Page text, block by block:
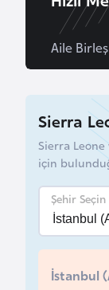
Aile
Sierra
Sierra
için
Şehir Seçin
İstanbul
A
v
u
s
r
y
a
A
z
r